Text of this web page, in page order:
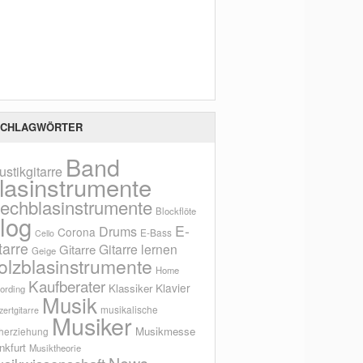
Band
Blockflöte
Cello Corona Drums E-Bass E-
Geige Gitarre Gitarre lernen
Home
Kaufberater Klassiker Klavier
Musik musikalische
Musiker Musikmesse
Musiktheorie